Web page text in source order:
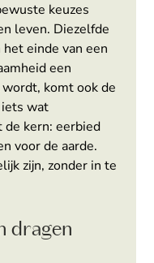
keuzes
leven. Diezelfde
einde van een
een
komt ook de
wat
kern: eerbied
voor de aarde.
zijn, zonder in te
dragen